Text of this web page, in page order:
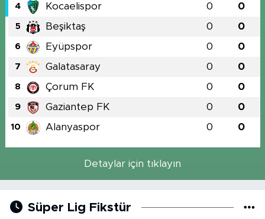
4 Kocaelispor 0 0
5 Beşiktaş 0 0
6 Eyüpspor 0 0
7 Galatasaray 0 0
8 Çorum FK 0 0
9 Gaziantep FK 0 0
10 Alanyaspor 0 0
Detaylar için tıklayın
Süper Lig Fikstür